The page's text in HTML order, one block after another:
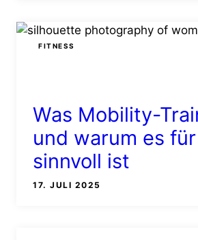
FITNESS
Was Mobility-
und warum es
sinnvoll ist
17. JULI 2025